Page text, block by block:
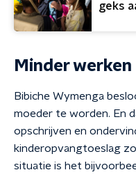
geks
Minder werken
Bibiche Wymenga
moeder te worden. En
opschrijven en
kinderopvangtoeslag
situatie is het